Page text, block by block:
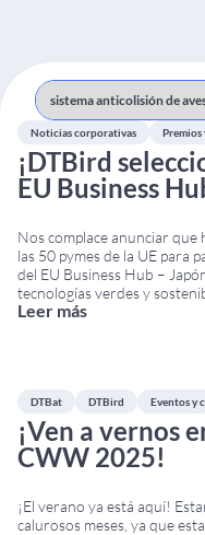
Noticias corporativas Premios
¡DTBird
EU Business
Nos complace anunciar que
las 50 pymes de la UE para
del EU Business Hub –
tecnologías verdes y
Business Hub Japón 2025?
Leer más
DTBat DTBird Eventos y
¡Ven a vernos
CWW 2025!
¡El verano ya está aquí!
calurosos meses, ya que